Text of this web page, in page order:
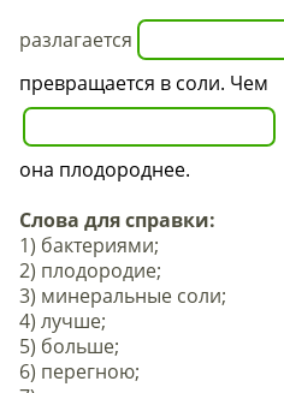
разлагается
превращается в соли. Чем
она плодороднее.
Слова для справки:
1) бактериями;
2) плодородие;
3) минеральные соли;
4) лучше;
5) больше;
6) перегною;